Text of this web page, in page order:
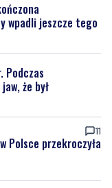
wpadli jeszcze tego
Podczas
że był
11
Polsce przekroczyła